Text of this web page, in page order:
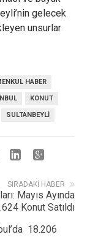
gelecek
unsurlar
HABER
KONUT
SULTANBEYLI
SIRADAKI HABER
Mayıs Ayında
Konut Satıldı
18.206